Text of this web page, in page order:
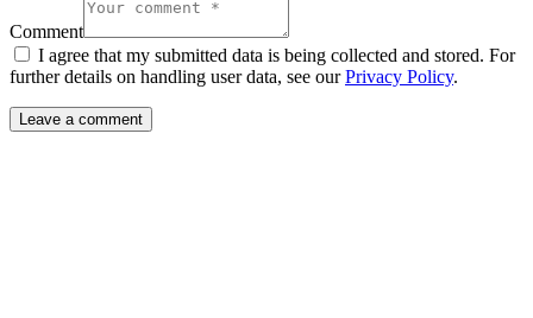
Comment
I agree that my submitted data is being collected and stored. For
further details on handling user data, see ourPrivacy Policy.